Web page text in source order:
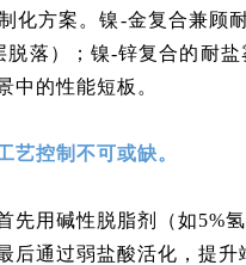
化方案。镍-金复合兼顾
落）；镍-锌复合的耐
中的性能短板。
艺控制不可或缺。
先用碱性脱脂剂（如
后通过弱盐酸活化，提